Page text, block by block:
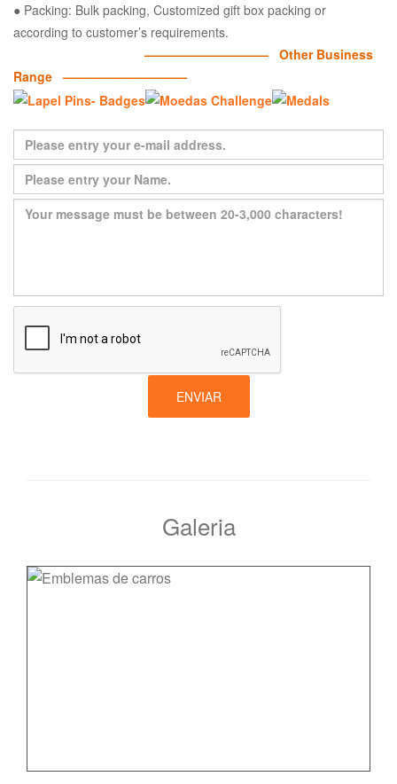
● Packing: Bulk packing, Customized gift box packing or
according to customer’s requirements.
—————————— Other Business
Range ——————————
ENVIAR
Galeria